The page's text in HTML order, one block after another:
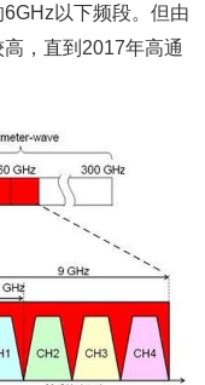
以下频段。但由
，直到2017年高通